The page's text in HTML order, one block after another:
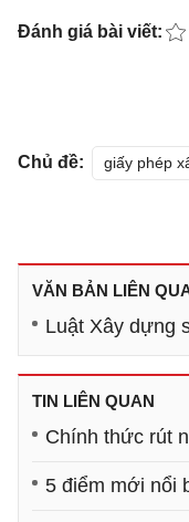
Đánh giá bài viết:
Chủ đề: giấy phép
VĂN BẢN LIÊN
Luật Xây dựng
TIN LIÊN QUAN
Chính thức rút
5 điểm mới nổi